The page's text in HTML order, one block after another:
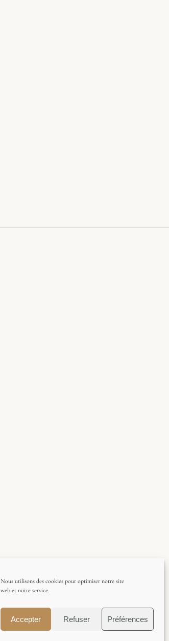
Nous utilisons des cookies pour optimiser notre site
web et notre service.
Accepter Refuser Préférences